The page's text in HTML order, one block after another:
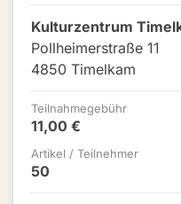
Kulturzentrum
Pollheimerstraße 11
4850 Timelkam
Teilnahmegebühr
11,00 €
Artikel / Teilnehmer
50